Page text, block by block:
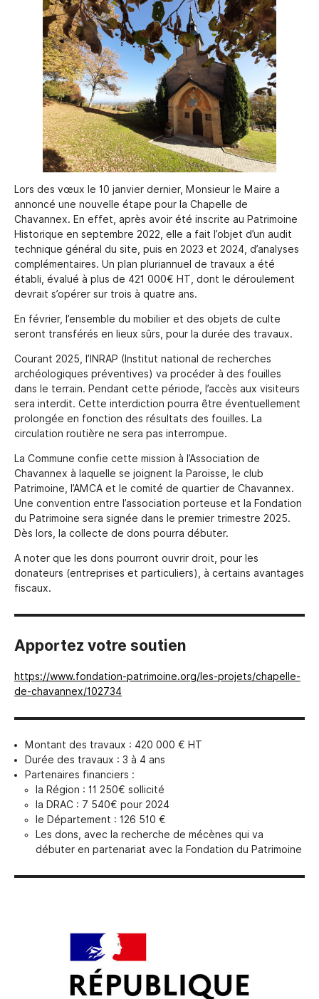
Lors des vœux le 10 janvier dernier, Monsieur le Maire a
annoncé une nouvelle étape pour la Chapelle de
Chavannex. En effet, après avoir été inscrite au Patrimoine
Historique en septembre 2022, elle a fait l’objet d’un audit
technique général du site, puis en 2023 et 2024, d’analyses
complémentaires. Un plan pluriannuel de travaux a été
établi, évalué à plus de 421 000€ HT, dont le déroulement
devrait s’opérer sur trois à quatre ans.
En février, l’ensemble du mobilier et des objets de culte
seront transférés en lieux sûrs, pour la durée des travaux.
Courant 2025, l’INRAP (Institut national de recherches
archéologiques préventives) va procéder à des fouilles
dans le terrain. Pendant cette période, l’accès aux visiteurs
sera interdit. Cette interdiction pourra être éventuellement
prolongée en fonction des résultats des fouilles. La
circulation routière ne sera pas interrompue.
La Commune confie cette mission à l’Association de
Chavannex à laquelle se joignent la Paroisse, le club
Patrimoine, l’AMCA et le comité de quartier de Chavannex.
Une convention entre l’association porteuse et la Fondation
du Patrimoine sera signée dans le premier trimestre 2025.
Dès lors, la collecte de dons pourra débuter.
A noter que les dons pourront ouvrir droit, pour les
donateurs (entreprises et particuliers), à certains avantages
fiscaux.
Apportez votre soutien
https://www.fondation-patrimoine.org/les-projets/chapelle-
de-chavannex/102734
Montant des travaux : 420 000 € HT
Durée des travaux : 3 à 4 ans
Partenaires financiers :
la Région : 11 250€ sollicité
la DRAC : 7 540€ pour 2024
le Département : 126 510 €
Les dons, avec la recherche de mécènes qui va
débuter en partenariat avec la Fondation du Patrimoine